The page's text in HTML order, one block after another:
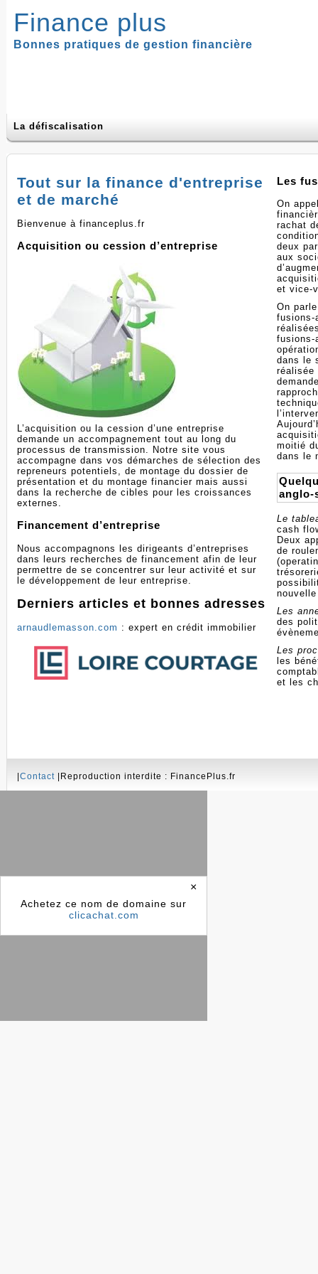
Finance plus
Bonnes pratiques de gestion financière
La défiscalisation
Tout sur la finance d'entreprise
et de marché
Bienvenue à financeplus.fr
Acquisition ou cession d’entreprise
L’acquisition ou la cession d’une entreprise
demande un accompagnement tout au long du
processus de transmission. Notre site vous
accompagne dans vos démarches de sélection des
repreneurs potentiels, de montage du dossier de
présentation et du montage financier mais aussi
dans la recherche de cibles pour les croissances
externes.
Financement d’entreprise
Nous accompagnons les dirigeants d’entreprises
dans leurs recherches de financement afin de leur
permettre de se concentrer sur leur activité et sur
le développement de leur entreprise.
Derniers articles et bonnes adresses
arnaudlemasson.com : expert en crédit immobilier
Les
On
rachat
deux
aux
et vice-
On
fusions-
fusions-
dans le
réalisée
moitié
dans le
anglo-
Le
cash
Deux
de
Les
des
Les
les
et les
|Contact |Reproduction interdite : FinancePlus.fr
×
Achetez ce nom de domaine sur
clicachat.com